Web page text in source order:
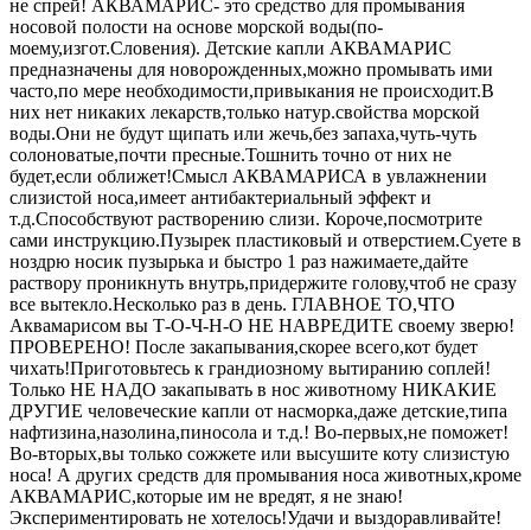
не спрей! АКВАМАРИС- это средство для промывания
носовой полости на основе морской воды(по-
моему,изгот.Словения). Детские капли АКВАМАРИС
предназначены для новорожденных,можно промывать ими
часто,по мере необходимости,привыкания не происходит.В
них нет никаких лекарств,только натур.свойства морской
воды.Они не будут щипать или жечь,без запаха,чуть-чуть
солоноватые,почти пресные.Тошнить точно от них не
будет,если оближет!Смысл АКВАМАРИСА в увлажнении
слизистой носа,имеет антибактериальный эффект и
т.д.Способствуют растворению слизи. Короче,посмотрите
сами инструкцию.Пузырек пластиковый и отверстием.Суете в
ноздрю носик пузырька и быстро 1 раз нажимаете,дайте
раствору проникнуть внутрь,придержите голову,чтоб не сразу
все вытекло.Несколько раз в день. ГЛАВНОЕ ТО,ЧТО
Аквамарисом вы Т-О-Ч-Н-О НЕ НАВРЕДИТЕ своему зверю!
ПРОВЕРЕНО! После закапывания,скорее всего,кот будет
чихать!Приготовьтесь к грандиозному вытиранию соплей!
Только НЕ НАДО закапывать в нос животному НИКАКИЕ
ДРУГИЕ человеческие капли от насморка,даже детские,типа
нафтизина,назолина,пиносола и т.д.! Во-первых,не поможет!
Во-вторых,вы только сожжете или высушите коту слизистую
носа! А других средств для промывания носа животных,кроме
АКВАМАРИС,которые им не вредят, я не знаю!
Экспериментировать не хотелось!Удачи и выздоравливайте!